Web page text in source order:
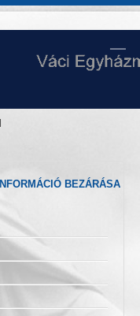
INFORMÁCIÓ BEZÁRÁSA